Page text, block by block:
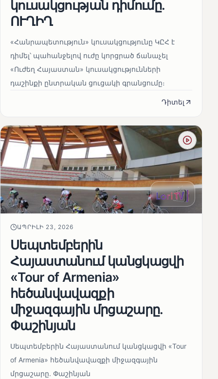
կուսակցության դիմումը.
ՈՒՂԻՂ
«Հանրապետություն» կուսակցությունը ԿԸՀ է
դիմել՝ պահանջելով ուժը կորցրած ճանաչել
«Ուժեղ Հայաստան» կուսակցությունների
դաշինքի ընտրական ցուցակի գրանցումը։
Դիտել
ԱՊՐԻԼԻ 23, 2026
Սեպտեմբերին
Հայաստանում կանցկացվի
«Tour of Armenia»
հեծանվավազքի
միջազգային մրցաշարը.
Փաշինյան
Սեպտեմբերին Հայաստանում կանցկացվի «Tour
of Armenia» հեծանվավազքի միջազգային
մրցաշարը. Փաշինյան